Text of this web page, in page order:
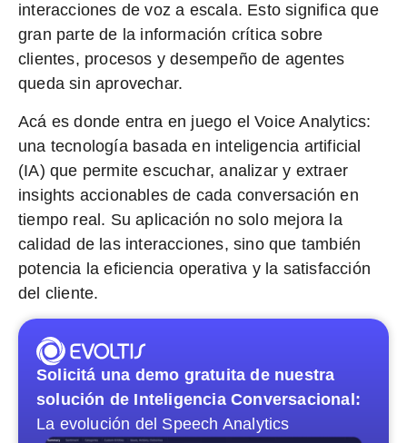
interacciones de voz a escala. Esto significa que
gran parte de la información crítica sobre
clientes, procesos y desempeño de agentes
queda sin aprovechar.
Acá es donde entra en juego elVoice Analytics:
una tecnología basada en inteligencia artificial
(IA) que permiteescuchar, analizar y extraer
insights accionables de cada conversación en
tiempo real. Su aplicación no solo mejora la
calidad de las interacciones, sino que también
potencia la eficiencia operativa y la satisfacción
del cliente.
Solicitá una demo gratuita de nuestra
solución de Inteligencia Conversacional:
La evolución del Speech Analytics